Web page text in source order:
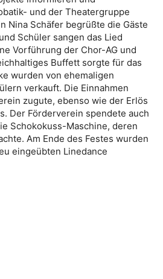
und der Theatergruppe
Nina Schäfer begrüßte die Gäste
Schüler sangen das Lied
Vorführung der Chor-AG und
Buffett sorgte für das
wurden von ehemaligen
verkauft. Die Einnahmen
zugute, ebenso wie der Erlös
Der Förderverein spendete auch
Schokokuss-Maschine, deren
Am Ende des Festes wurden
eingeübten Linedance